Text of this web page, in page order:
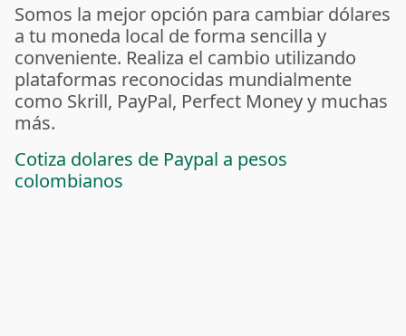
Somos la mejor opción para cambiar dólares
a tu moneda local de forma sencilla y
conveniente. Realiza el cambio utilizando
plataformas reconocidas mundialmente
como Skrill, PayPal, Perfect Money y muchas
más.
Cotiza dolares de Paypal a pesos
colombianos